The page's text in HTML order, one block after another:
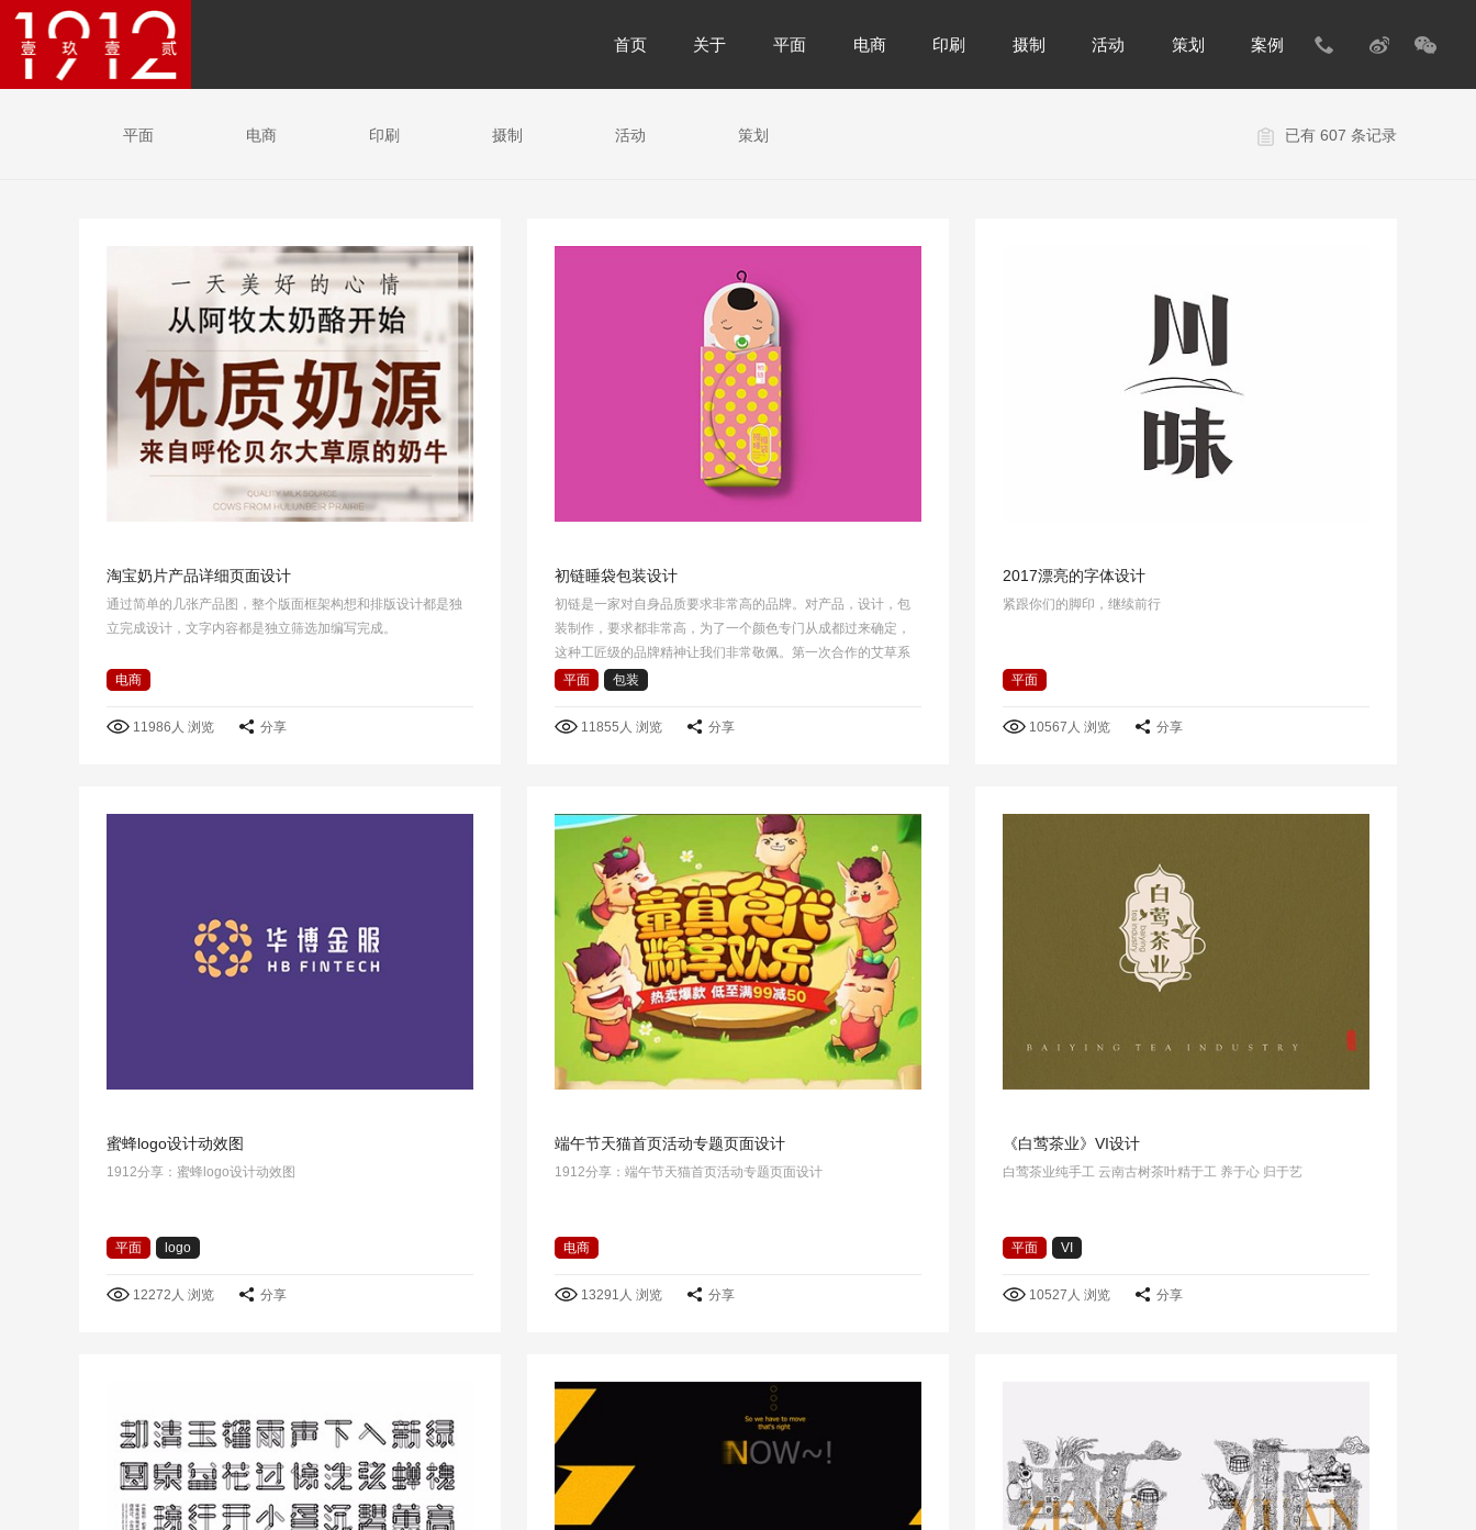
首页 关于 平面 电商 印刷 摄制 活动 策划 案例
已有 607 条记录
平面 电商 印刷 摄制 活动 策划
淘宝奶片产品详细页面设计
通过简单的几张产品图，整个版面框架构想和排版设计都是独
立完成设计，文字内容都是独立筛选加编写完成。
电商
11986人 浏览 分享
初链睡袋包装设计
初链是一家对自身品质要求非常高的品牌。对产品，设计，包
装制作，要求都非常高，为了一个颜色专门从成都过来确定，
这种工匠级的品牌精神让我们非常敬佩。第一次合作的艾草系
列产品销售情况很好.睡袋产品是第二次合作。 这次选择了睡袋
平面 包装
11855人 浏览 分享
2017漂亮的字体设计
紧跟你们的脚印，继续前行
平面
10567人 浏览 分享
蜜蜂logo设计动效图
1912分享：蜜蜂logo设计动效图
平面 logo
12272人 浏览 分享
端午节天猫首页活动专题页面设计
1912分享：端午节天猫首页活动专题页面设计
电商
13291人 浏览 分享
《白莺茶业》VI设计
白莺茶业纯手工 云南古树茶叶精于工 养于心 归于艺
平面 VI
10527人 浏览 分享